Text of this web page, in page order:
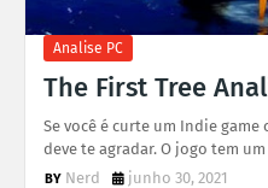
Analise PC
The First Tree
Se você é curte um Indie game
deve te agradar. O jogo tem
Nerd
junho 30, 2021